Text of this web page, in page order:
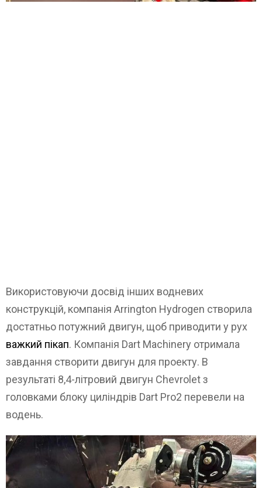
Використовуючи досвід інших водневих
конструкцій, компанія Arrington Hydrogen створила
достатньо потужний двигун, щоб приводити у рух
важкий пікап. Компанія Dart Machinery отримала
завдання створити двигун для проекту. В
результаті 8,4-літровий двигун Chevrolet з
головками блоку циліндрів Dart Pro2 перевели на
водень.